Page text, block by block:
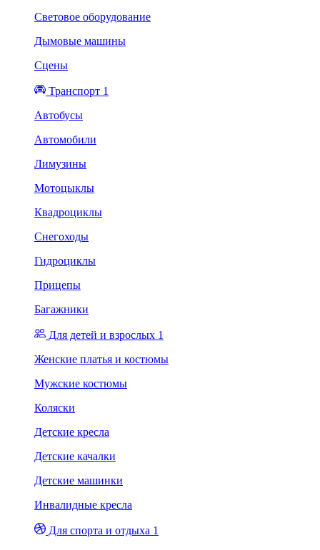
Световое оборудование
Дымовые машины
Сцены
Транспорт 1
Автобусы
Автомобили
Лимузины
Мотоцыклы
Квадроциклы
Снегоходы
Гидроциклы
Прицепы
Багажники
Для детей и взрослых 1
Женские платья и костюмы
Мужские костюмы
Коляски
Детские кресла
Детские качалки
Детские машинки
Инвалидные кресла
Для спорта и отдыха 1